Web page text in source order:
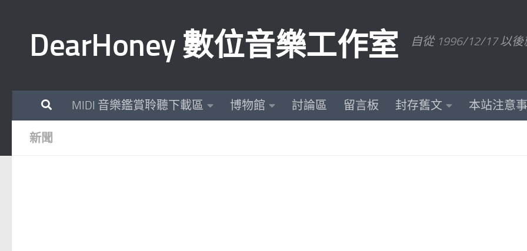
DearHoney 數位音樂工作室 自從 1996/12/17 以
MIDI 音樂鑑賞聆聽下載區 博物館 討論區 留言板 封存舊文 本站注意
新聞